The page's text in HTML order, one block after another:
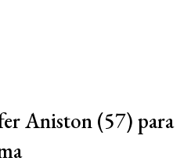
Aniston (57) para